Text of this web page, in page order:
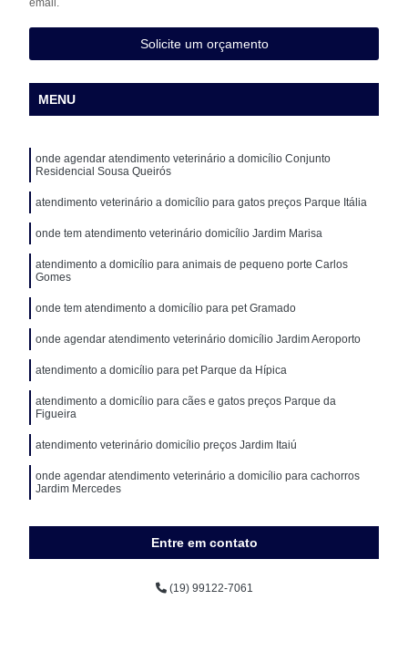
Solicite um orçamento
MENU
onde agendar atendimento veterinário a domicílio Conjunto
Residencial Sousa Queirós
atendimento veterinário a domicílio para gatos preços Parque Itália
onde tem atendimento veterinário domicílio Jardim Marisa
atendimento a domicílio para animais de pequeno porte Carlos
Gomes
onde tem atendimento a domicílio para pet Gramado
onde agendar atendimento veterinário domicílio Jardim Aeroporto
atendimento a domicílio para pet Parque da Hípica
atendimento a domicílio para cães e gatos preços Parque da
Figueira
atendimento veterinário domicílio preços Jardim Itaiú
onde agendar atendimento veterinário a domicílio para cachorros
Jardim Mercedes
Entre em contato
(19) 99122-7061